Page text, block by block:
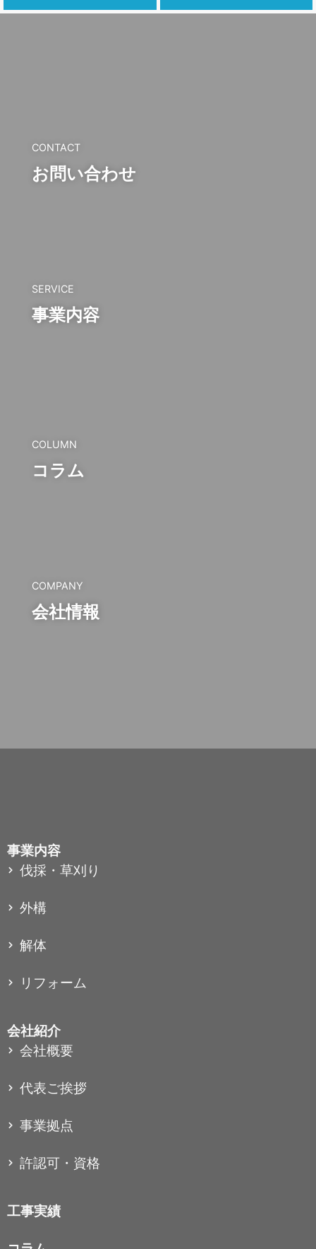
CONTACT
お問い合わせ
SERVICE
事業内容
COLUMN
コラム
COMPANY
会社情報
事業内容
伐採・草刈り
外構
解体
リフォーム
会社紹介
会社概要
代表ご挨拶
事業拠点
許認可・資格
工事実績